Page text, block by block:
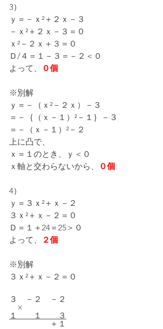
3）
ｙ＝－ｘ²＋２ｘ－３
－ｘ²＋２ｘ－３＝０
ｘ²－２ｘ＋３＝０
Ｄ/４＝１－３＝－２＜０
よって、
０個
※別解
ｙ＝－（ｘ²－２ｘ）－３
＝－｛（ｘ－１）²－１｝－３
＝－（ｘ－１）²－２
上に凸で、
ｘ＝１のとき、ｙ＜０
ｘ軸と交わらないから、
０個
4）
ｙ＝３ｘ²＋ｘ－２
３ｘ²＋ｘ－２＝０
Ｄ＝１＋24＝25＞０
よって、
２個
※別解
３ｘ²＋ｘ－２＝０
３　－２　－２
×
１　　１　　３
＋１